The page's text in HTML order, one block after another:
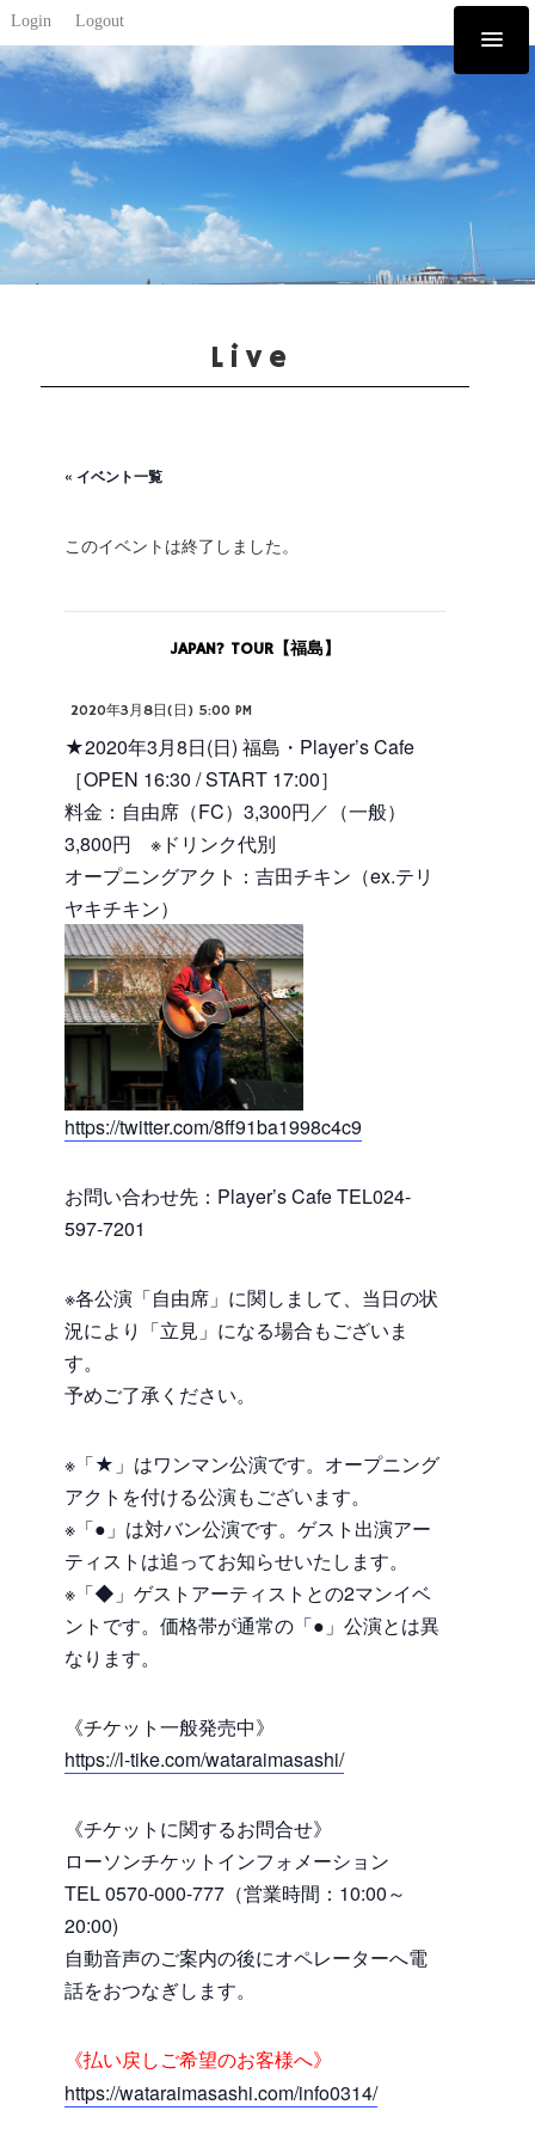
Login Logout
Live
« イベント一覧
このイベントは終了しました。
JAPAN? TOUR【福島】
2020年3月8日(日) 5:00 PM
★2020年3月8日(日) 福島・Player’s Cafe
［OPEN 16:30 / START 17:00］
料金：自由席（FC）3,300円／（一般）
3,800円 ※ドリンク代別
オープニングアクト：吉田チキン（ex.テリ
ヤキチキン）
https://twitter.com/8ff91ba1998c4c9
お問い合わせ先：Player’s Cafe TEL024-
597-7201
※各公演「自由席」に関しまして、当日の状
況により「立見」になる場合もございま
す。
予めご了承ください。
※「★」はワンマン公演です。オープニング
アクトを付ける公演もございます。
※「●」は対バン公演です。ゲスト出演アー
ティストは追ってお知らせいたします。
※「◆」ゲストアーティストとの2マンイベ
ントです。価格帯が通常の「●」公演とは異
なります。
《チケット一般発売中》
https://l-tike.com/wataraimasashi/
《チケットに関するお問合せ》
ローソンチケットインフォメーション
TEL 0570-000-777（営業時間：10:00～
20:00)
自動音声のご案内の後にオペレーターへ電
話をおつなぎします。
《払い戻しご希望のお客様へ》
https://wataraimasashi.com/info0314/